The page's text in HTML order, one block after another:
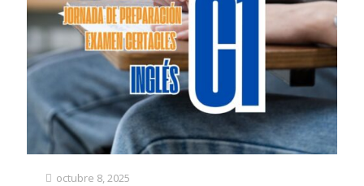
octubre 8, 2025